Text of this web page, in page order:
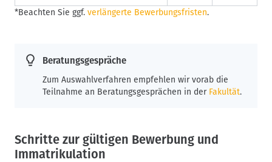
*Beachten Sie ggf. verlängerte Bewerbungsfristen.
Beratungsgespräche
Zum Auswahlverfahren empfehlen wir vorab die
Teilnahme an Beratungsgesprächen in der Fakultät.
Schritte zur gültigen Bewerbung und
Immatrikulation